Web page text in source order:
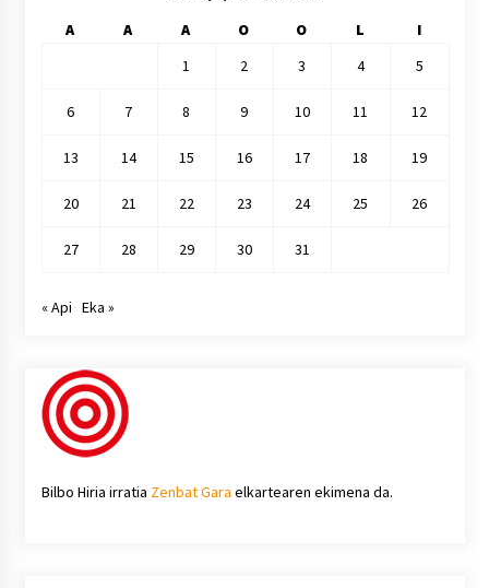
A A A O O L
I
1
2 3 4 5
6 7 8 9 10 11 12
13 14 15 16 17 18 19
20 21 22 23 24 25 26
27 28 29 30 31
« Api Eka »
Bilbo Hiria irratia Zenbat Gara elkartearen ekimena da.